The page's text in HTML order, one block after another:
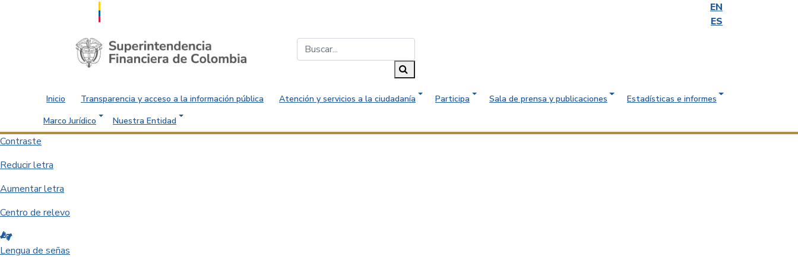
EN
ES
Saltar al contenido principal
Inicio Transparencia y acceso a la información pública Atención y servicios a la ciudadanía Participa Sala de prensa y publicaciones
Estadísticas e informes
Marco Jurídico
Nuestra Entidad
Contraste
Reducir letra
Aumentar letra
Centro de relevo
Lengua de señas